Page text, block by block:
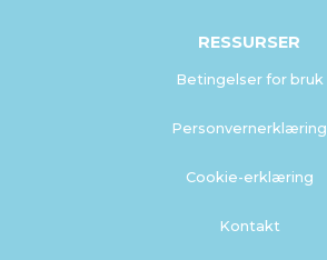
RESSURSER
Betingelser for bruk
Personvernerklæring
Cookie-erklæring
Kontakt